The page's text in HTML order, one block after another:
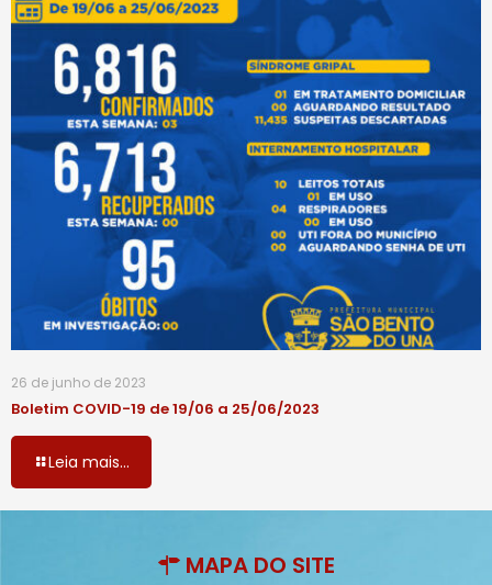
26 de junho de 2023
Boletim COVID-19 de 19/06 a 25/06/2023
Leia mais...
MAPA DO SITE